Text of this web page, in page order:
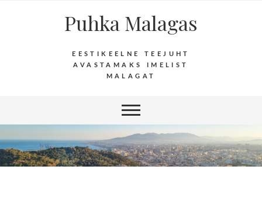
Puhka Malagas
EESTIKEELNE TEEJUHT
AVASTAMAKS IMELIST
MALAGAT